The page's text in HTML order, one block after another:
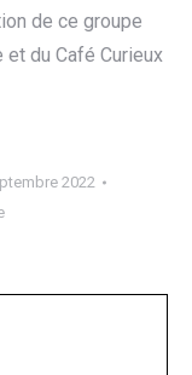
de ce groupe
du Café Curieux
2022